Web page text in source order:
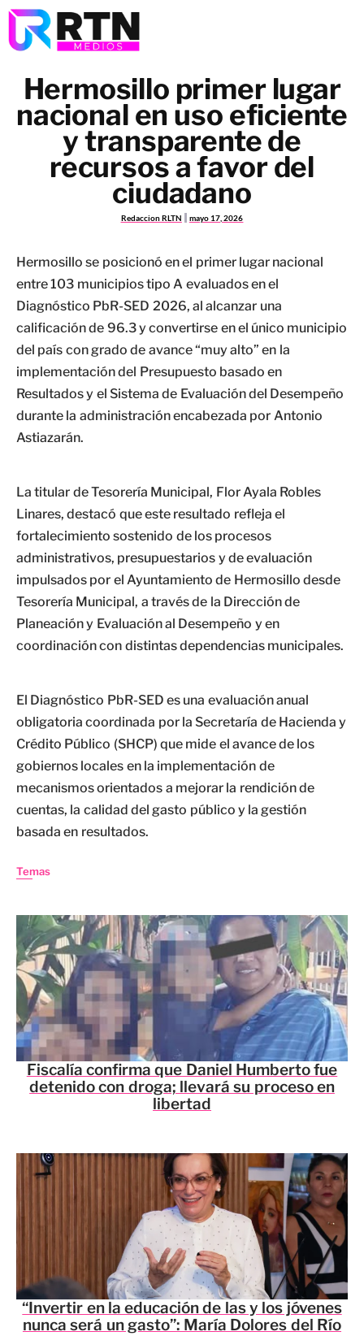
Hermosillo primer lugar
nacional en uso eficiente
y transparente de
recursos a favor del
ciudadano
Redaccion RLTN mayo 17, 2026
Hermosillo se posicionó en el primer lugar nacional
entre 103 municipios tipo A evaluados en el
Diagnóstico PbR-SED 2026, al alcanzar una
calificación de 96.3 y convertirse en el único municipio
del país con grado de avance “muy alto” en la
implementación del Presupuesto basado en
Resultados y el Sistema de Evaluación del Desempeño
durante la administración encabezada por Antonio
Astiazarán.
La titular de Tesorería Municipal, Flor Ayala Robles
Linares, destacó que este resultado refleja el
fortalecimiento sostenido de los procesos
administrativos, presupuestarios y de evaluación
impulsados por el Ayuntamiento de Hermosillo desde
Tesorería Municipal, a través de la Dirección de
Planeación y Evaluación al Desempeño y en
coordinación con distintas dependencias municipales.
El Diagnóstico PbR-SED es una evaluación anual
obligatoria coordinada por la Secretaría de Hacienda y
Crédito Público (SHCP) que mide el avance de los
gobiernos locales en la implementación de
mecanismos orientados a mejorar la rendición de
cuentas, la calidad del gasto público y la gestión
basada en resultados.
Temas
Fiscalía confirma que Daniel Humberto fue
detenido con droga; llevará su proceso en
libertad
“Invertir en la educación de las y los jóvenes
nunca será un gasto”: María Dolores del Río